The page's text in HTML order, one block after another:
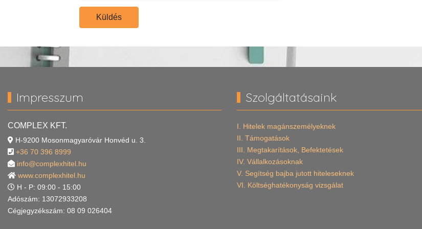
Küldés
Impresszum
COMPLEX KFT.
H-9200 Mosonmagyaróvár Honvéd u. 3.
+36 70 396 8999
info@complexhitel.hu
www.complexhitel.hu
H - P: 09:00 - 15:00
Adószám: 13072933208
Cégjegyzékszám: 08 09 026404
Szolgáltatásaink
I. Hitelek magánszemélyeknek
II. Támogatások
III. Megtakarítások, Befektetések
IV. Vállalkozásoknak
V. Segítség bajba jutott hiteleseknek
VI. Költséghatékonyság vizsgálat